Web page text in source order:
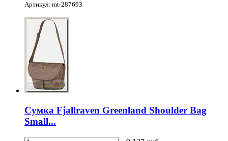
Артикул: mt-287693
Сумка Fjallraven Greenland Shoulder Bag
Small...